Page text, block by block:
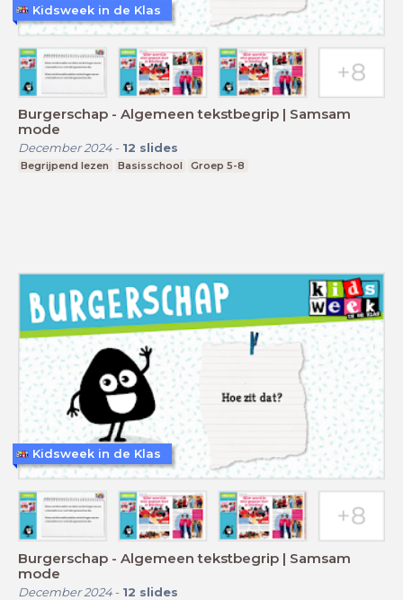
Burgerschap - Algemeen tekstbegrip | Samsam
mode
December 2024- 12 slides
Begrijpend lezen Basisschool Groep 5-8
Kidsweek in de Klas
Burgerschap - Algemeen tekstbegrip | Samsam
mode
December 2024- 12 slides
Kidsweek in de Klas